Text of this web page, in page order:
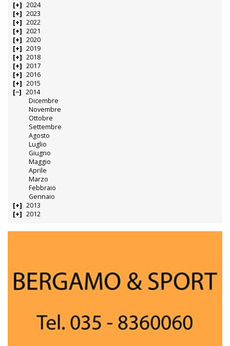
2024
2023
2022
2021
2020
2019
2018
2017
2016
2015
2014
Dicembre
Novembre
Ottobre
Settembre
Agosto
Luglio
Giugno
Maggio
Aprile
Marzo
Febbraio
Gennaio
2013
2012